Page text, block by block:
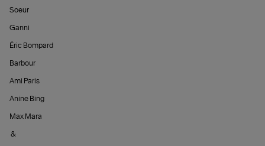
Soeur
Ganni
Éric Bompard
Barbour
Ami Paris
Anine Bing
Max Mara
&